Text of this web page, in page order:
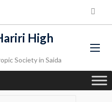
High
Society in Saida